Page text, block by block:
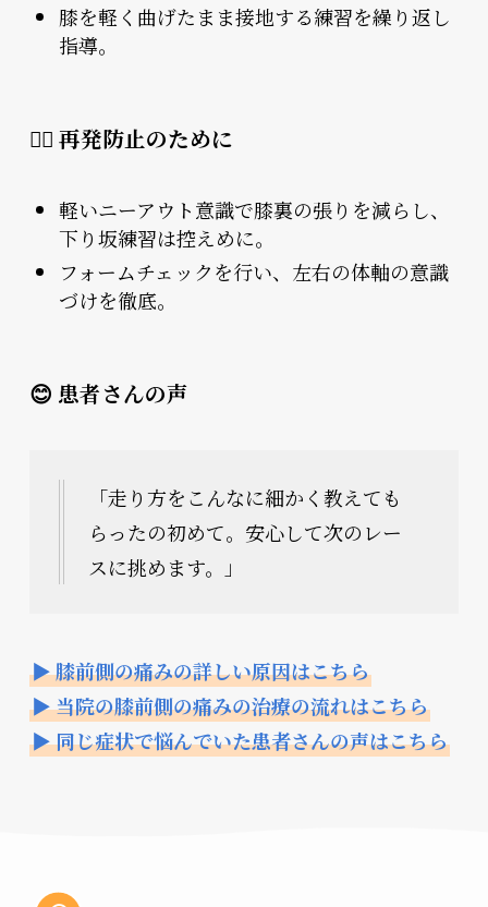
膝を軽く曲げたまま接地する練習を繰り返し
指導。
🏃‍♂️ 再発防止のために
軽いニーアウト意識で膝裏の張りを減らし、
下り坂練習は控えめに。
フォームチェックを行い、左右の体軸の意識
づけを徹底。
😊 患者さんの声
「走り方をこんなに細かく教えても
らったの初めて。安心して次のレー
スに挑めます。」
▶ 膝前側の痛みの詳しい原因はこちら
▶ 当院の膝前側の痛みの治療の流れはこちら
▶ 同じ症状で悩んでいた患者さんの声はこちら